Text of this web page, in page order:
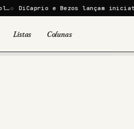
Bezos lançam iniciativa de US$
Listas Colunas